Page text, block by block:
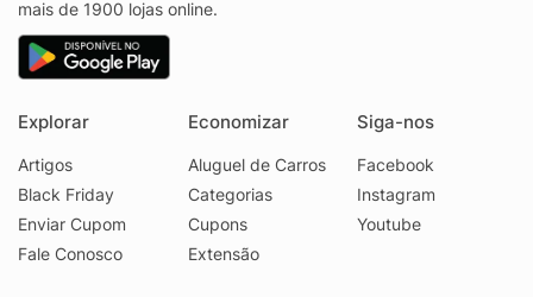
mais de 1900 lojas online.
Explorar
Artigos
Black Friday
Enviar Cupom
Fale Conosco
Economizar
Aluguel de Carros
Categorias
Cupons
Extensão
Siga-nos
Facebook
Instagram
Youtube